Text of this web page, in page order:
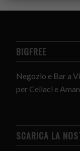
BIGFREE
Negozio e Bar a
per Celiaci e
SCARICA LA